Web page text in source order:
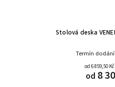
Stolová deska
Termín
od 6 859,50
od 8